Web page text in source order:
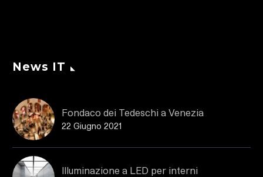
News IT
Fondaco dei Tedeschi a Venezia
22 Giugno 2021
Illuminazione a LED per interni